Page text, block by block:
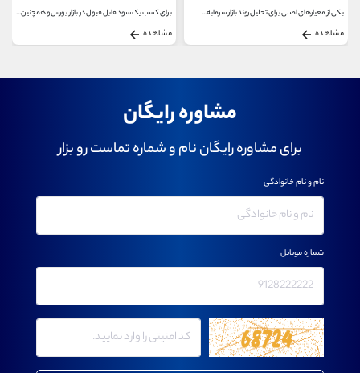
یکی از معیارهای اصلی برای تحلیل روند بازار سرمایه...
مشاهده
برای کسب یک سود قابل قبول در بازار بورس و همچنین...
مشاهده
مشاوره رایگان
برای مشاوره رایگان نام و شماره تماست رو بزار
نام و نام خانوادگی
شماره موبایل